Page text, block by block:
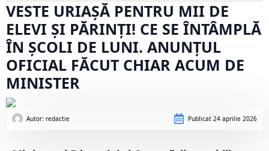
VESTE URIAȘĂ PENTRU MII DE
ELEVI ȘI PĂRINȚI! CE SE ÎNTÂMPLĂ
ÎN ȘCOLI DE LUNI. ANUNȚUL
OFICIAL FĂCUT CHIAR ACUM DE
MINISTER
Autor: redactie Publicat 24 aprilie 2026